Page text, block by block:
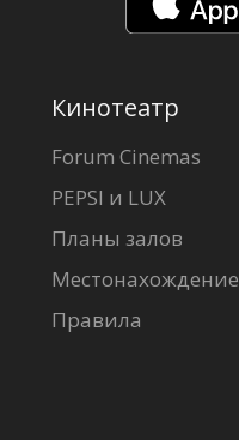
Кинотеатр
Forum Cinemas
PEPSI и LUX
Планы залов
Местонахождение
Правила